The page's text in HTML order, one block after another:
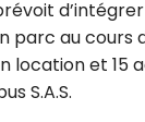
parc au
location et 15
S.A.S.